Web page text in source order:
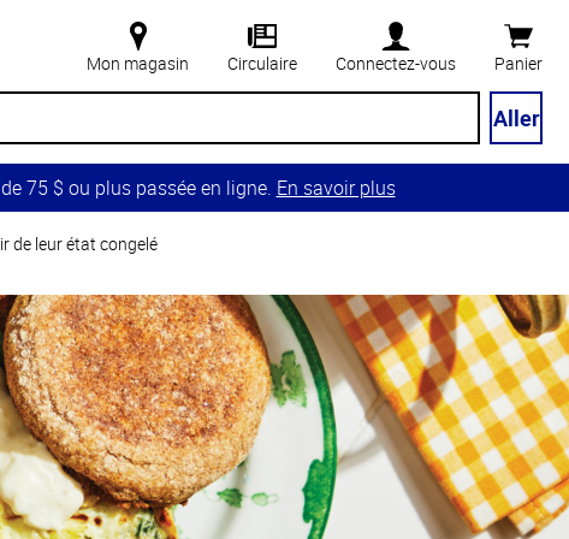
Mon magasin Circulaire Connectez-vous Panier
Aller
75 $ ou plus passée en ligne. En savoir plus
de leur état congelé